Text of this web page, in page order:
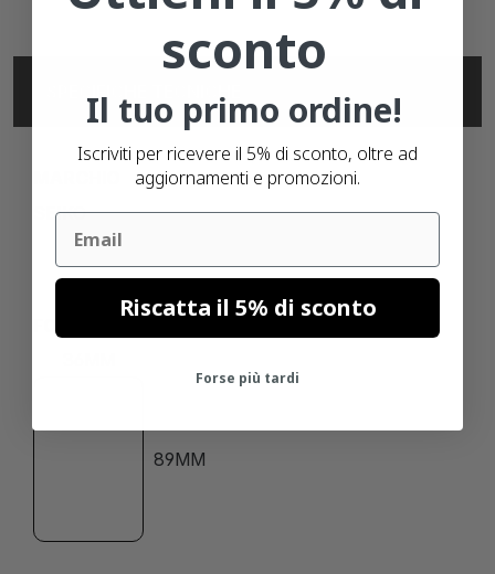
SEIKO
89MM
sconto
Il tuo primo ordine!
Iscriviti per ricevere il 5% di sconto, oltre ad
aggiornamenti e promozioni.
Email
Riscatta il 5% di sconto
Forse più tardi